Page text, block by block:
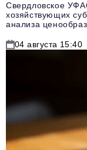
Свердловское
хозяйствующих
анализа
04 августа 15:40